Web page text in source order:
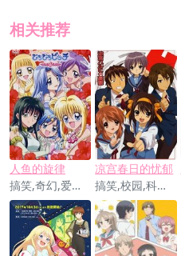
相关推荐
人鱼的旋律
搞笑,奇幻,爱情,歌舞
凉宫春日的忧郁
搞笑,校园,科幻,爱情